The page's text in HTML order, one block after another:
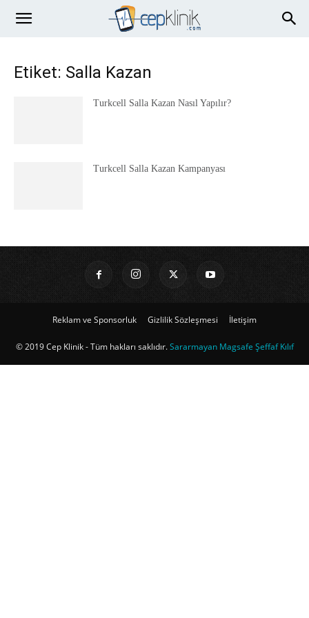
Etiket: Salla Kazan
Turkcell Salla Kazan Nasıl Yapılır?
Turkcell Salla Kazan Kampanyası
Reklam ve Sponsorluk Gizlilik Sözleşmesi İletişim
© 2019 Cep Klinik - Tüm hakları saklıdır.Sararmayan Magsafe Şeffaf Kılıf